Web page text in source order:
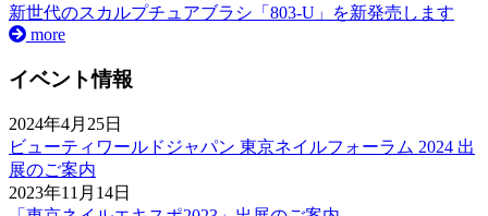
新世代のスカルプチュアブラシ「803-U」を新発売します
more
イベント情報
2024年4月25日
ビューティワールドジャパン 東京ネイルフォーラム 2024 出
展のご案内
2023年11月14日